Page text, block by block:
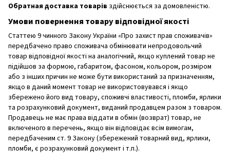
Обратная доставка товарів здійснюється за домовленістю.
Умови повернення товару відповідної якості
Статтею 9 чинного Закону України «Про захист прав споживачів»
передбачено право споживача обмінювати непродовольчий
товар відповідної якості на аналогічний, якщо куплений товар не
підійшов за формою, габаритом, фасоном, кольором, розміром
або з інших причин не може бути використаний за призначенням,
якщо в даний момент товар не використовувався і якщо
збережено його вид товару, споживчі властивості, пломби, ярлики
та розрахунковий документ, виданий продавцем разом з товаром.
Продавець не має права віддати в обмін (возврат) товар, не
включеного в перечень, якщо він відповідає всім вимогам,
передбаченим ст. 9 Закону (збережений товарний вид, ярлики,
пломби, є розрахунковий документ і т.п.).